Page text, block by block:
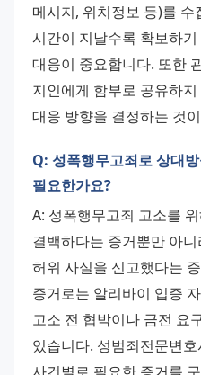
메시지, 위치정보 등)를
시간이 지날수록 확보하
대응이 중요합니다. 또한
지인에게 함부로 공유하
대응 방향을 결정하는 것
Q: 성폭행무고죄로 상대
필요한가요?
A: 성폭행무고죄 고소를
결백하다는 증거뿐만 아
허위 사실을 신고했다는
증거로는 알리바이 입증
고소 전 협박이나 금전 요
있습니다. 성범죄전문변